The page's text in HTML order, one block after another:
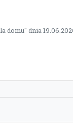
domu" dnia